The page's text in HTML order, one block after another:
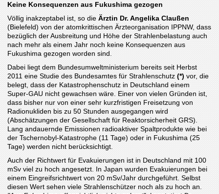
Keine Konsequenzen aus Fukushima gezogen
Völlig inakzeptabel ist, so die Ärztin Dr. Angelika Claußen
(Bielefeld) von der atomkrittischen Ärzteorganisation IPPNW, dass
bezüglich der Ausbreitung und Höhe der Strahlenbe­lastung auch
nach mehr als einem Jahr noch keine Konsequenzen aus
Fukushima gezogen worden sind.
Dabei liegt dem Bundesumweltministerium bereits seit Herbst
2011 eine Studie des Bundesamtes für Strahlenschutz (*) vor, die
belegt, dass der Katastrophenschutz in Deutschland einem
Super-GAU nicht gewachsen wäre. Einer von vielen Gründen ist,
dass bisher nur von einer sehr kurzfristigen Frei­set­zung von
Radionukliden bis zu 50 Stunden ausgegangen wird
(Abschätzungen der Gesell­schaft für Reaktorsicherheit GRS).
Lang andauernde Emissionen radioaktiver Spaltprodukte wie bei
der Tschernobyl-Katastrophe (11 Tage) oder in Fukushima (25
Tage) werden nicht berück­sichtigt.
Auch der Richtwert für Evakuierungen ist in Deutschland mit 100
mSv viel zu hoch angesetzt. In Japan wurden Evakuierungen bei
einem Eingreifsrichtwert von 20 mSv/Jahr durchgeführt. Selbst
diesen Wert sehen viele Strahlenschützer noch als zu hoch an.